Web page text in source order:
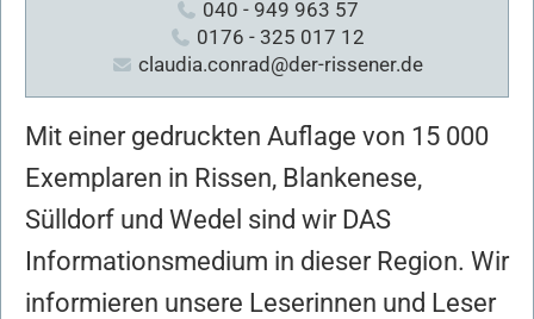
040 - 949 963 57
0176 - 325 017 12
claudia.conrad@der-rissener.de
Mit einer gedruckten Auflage von 15 000
Exemplaren in Rissen, Blankenese,
Sülldorf und Wedel sind wir DAS
Informationsmedium in dieser Region. Wir
informieren unsere Leserinnen und Leser